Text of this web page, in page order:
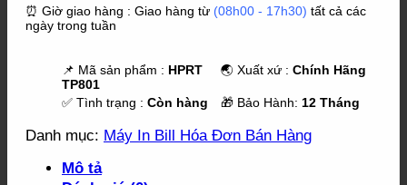
⏰ Giờ giao hàng : Giao hàng từ (08h00 - 17h30) tất cả các
ngày trong tuần
📌 Mã sản phẩm : HPRT
TP801
🌏 Xuất xứ : Chính Hãng
✅ Tình trạng : Còn hàng 🎁 Bảo Hành: 12 Tháng
Danh mục: Máy In Bill Hóa Đơn Bán Hàng
Mô tả